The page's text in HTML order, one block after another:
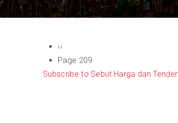
PAGINATION
Previous
page
‹‹
Page 209
Subscribe to Sebut Harga dan Tender